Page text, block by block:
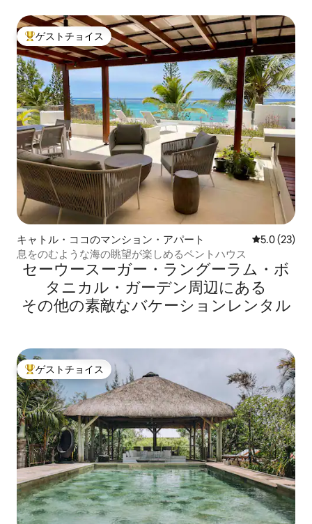
大好評のゲストチョイスです。
ゲストチョイス
キャトル・ココのマンション・アパート レビュー23
5.0 (23)
息をのむような海の眺望が楽しめるペントハウス
セーウースーガー・ラングーラム・ボ
タニカル・ガーデン⁠周⁠辺⁠に⁠あ⁠る
そ⁠の⁠他⁠の素⁠敵⁠なバ⁠ケ⁠ー⁠シ⁠ョ⁠ン⁠レ⁠ン⁠タ⁠ル
大好評のゲストチョイスです。
ゲストチョイス